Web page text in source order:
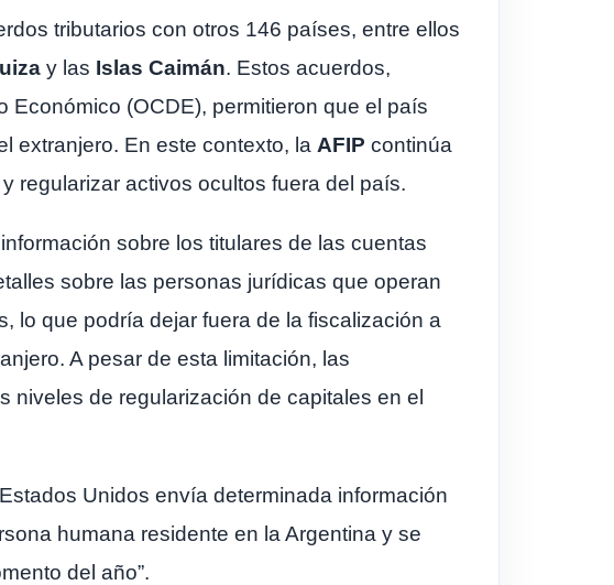
tributarios con otros 146 países, entre ellos
y las Islas Caimán. Estos acuerdos,
Económico (OCDE), permitieron que el país
extranjero. En este contexto, la AFIP continúa
regularizar activos ocultos fuera del país.
sobre los titulares de las cuentas
sobre las personas jurídicas que operan
lo que podría dejar fuera de la fiscalización a
A pesar de esta limitación, las
niveles de regularización de capitales en el
Unidos envía determinada información
humana residente en la Argentina y se
del año”.